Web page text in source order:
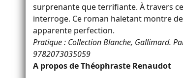
surprenante que terrifiante. À travers
interroge. Ce roman haletant montre
apparente perfection.
Pratique : Collection Blanche, Gallimard.
9782073035059
A propos de Théophraste Renaudot